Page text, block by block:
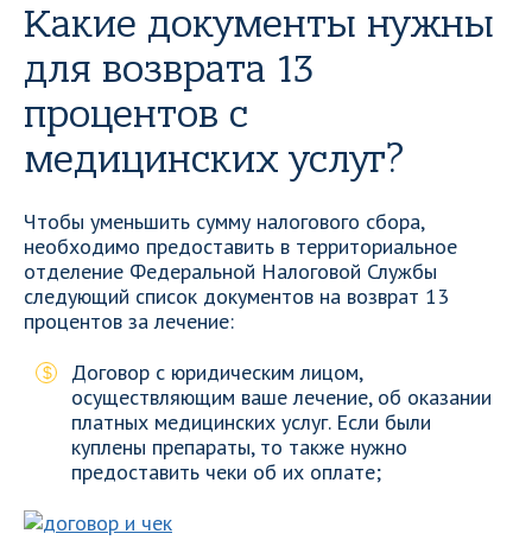
Какие документы нужны
для возврата 13
процентов с
медицинских услуг?
Чтобы уменьшить сумму налогового сбора,
необходимо предоставить в территориальное
отделение Федеральной Налоговой Службы
следующий список документов на возврат 13
процентов за лечение:
Договор с юридическим лицом,
осуществляющим ваше лечение, об оказании
платных медицинских услуг. Если были
куплены препараты, то также нужно
предоставить чеки об их оплате;